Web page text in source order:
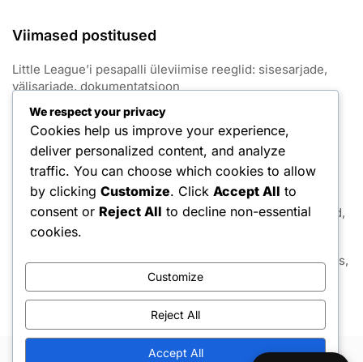
Viimased postitused
Little League’i pesapalli üleviimise reeglid: sisesarjade,
välisarjade, dokumentatsioon
Little League’i pesapalli ajapiirangute reeglid: Mängu
kestus, inningute piirangud, viivitused
Little League’i pesapalli koduplaadi spetsifikatsioonid:
mõõtmed, materjalid, paigutus
Little League’i pesapalli skoorimise reeglid: Punktid, Vead,
Skoreerimismängud
Little League’i pesapalli väljakute hooldusreeglid: Hooldus,
We respect your privacy
Cookies help us improve your experience,
deliver personalized content, and analyze
traffic. You can choose which cookies to allow
by clicking Customize. Click Accept All to
consent or Reject All to decline non-essential
cookies.
Customize
Reject All
Accept All